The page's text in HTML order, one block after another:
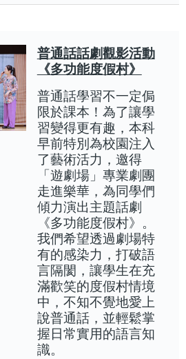
普通話話劇觀影活動
《多功能度假村》
普通話學習不一定侷
限於課本！為了讓學
習變得更有趣，本科
早前特別為校園注入
了藝術活力，邀得
「遊劇場」專業劇團
走進樂華，為同學們
傾力演出主題話劇
《多功能度假村》。
我們希望透過劇場特
有的感染力，打破語
言隔閡，讓學生在充
滿歡笑的度假村情境
中，不知不覺地愛上
說普通話，並輕鬆掌
握日常實用的語言知
識。